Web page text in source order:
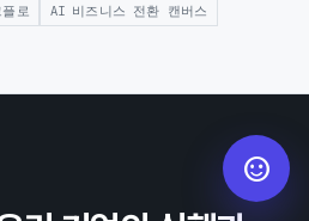
로
AI 비즈니스 전환 캔버스